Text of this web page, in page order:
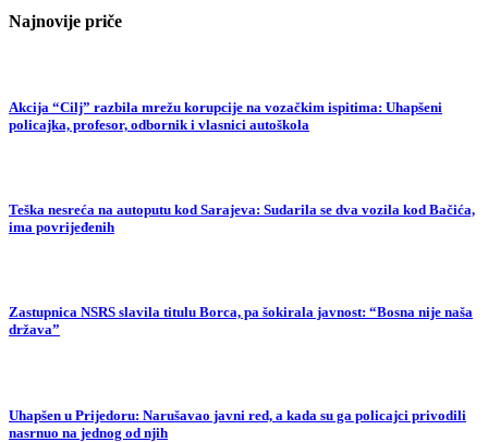
Najnovije priče
Akcija “Cilj” razbila mrežu korupcije na vozačkim ispitima: Uhapšeni
policajka, profesor, odbornik i vlasnici autoškola
Teška nesreća na autoputu kod Sarajeva: Sudarila se dva vozila kod Bačića,
ima povrijeđenih
Zastupnica NSRS slavila titulu Borca, pa šokirala javnost: “Bosna nije naša
država”
Uhapšen u Prijedoru: Narušavao javni red, a kada su ga policajci privodili
nasrnuo na jednog od njih